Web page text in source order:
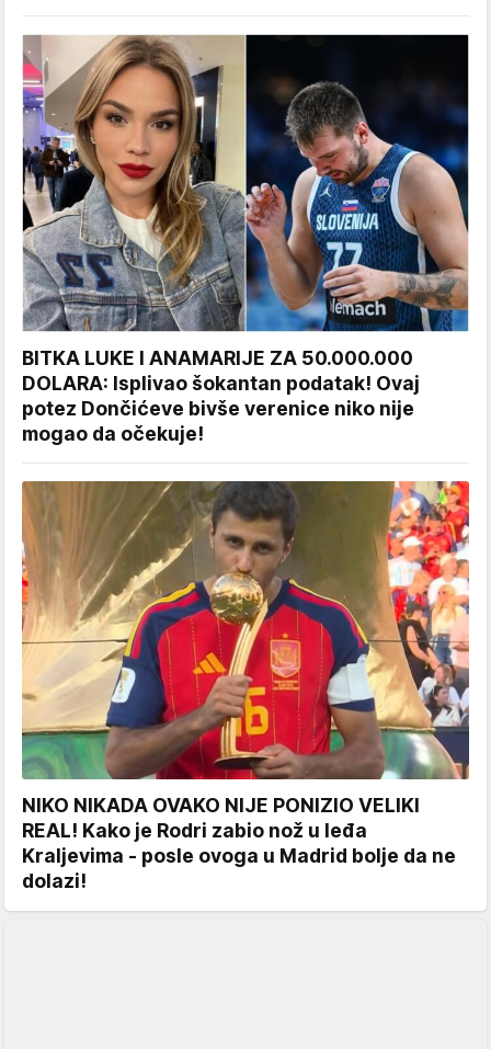
BITKA LUKE I ANAMARIJE ZA 50.000.000
DOLARA: Isplivao šokantan podatak! Ovaj
potez Dončićeve bivše verenice niko nije
mogao da očekuje!
NIKO NIKADA OVAKO NIJE PONIZIO VELIKI
REAL! Kako je Rodri zabio nož u leđa
Kraljevima - posle ovoga u Madrid bolje da ne
dolazi!